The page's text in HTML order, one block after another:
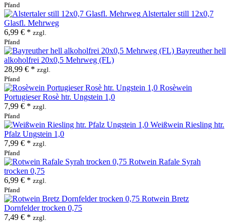
Pfand
Alstertaler still 12x0,7
Glasfl. Mehrweg
6,99 € * zzgl.
Pfand
Bayreuther hell
alkoholfrei 20x0,5 Mehrweg (FL)
28,99 € * zzgl.
Pfand
Rosèwein
Portugieser Rosè htr. Ungstein 1,0
7,99 € * zzgl.
Pfand
Weißwein Riesling htr.
Pfalz Ungstein 1,0
7,99 € * zzgl.
Pfand
Rotwein Rafale Syrah
trocken 0,75
6,99 € * zzgl.
Pfand
Rotwein Bretz
Dornfelder trocken 0,75
7,49 € * zzgl.